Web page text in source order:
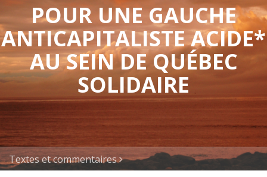
POUR UNE GAUCHE
ANTICAPITALISTE ACIDE*
AU SEIN DE QUÉBEC
SOLIDAIRE
Textes et commentaires